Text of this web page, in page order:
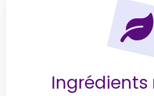
Ingrédients